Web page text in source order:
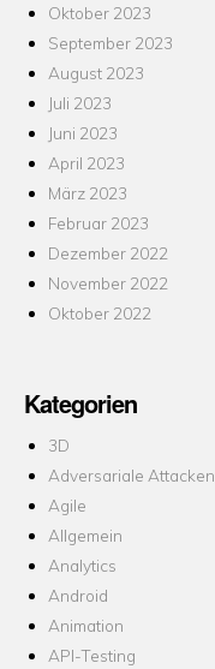
Oktober 2023
September 2023
August 2023
Juli 2023
Juni 2023
April 2023
März 2023
Februar 2023
Dezember 2022
November 2022
Oktober 2022
Kategorien
3D
Adversariale Attacken
Agile
Allgemein
Analytics
Android
Animation
API-Testing